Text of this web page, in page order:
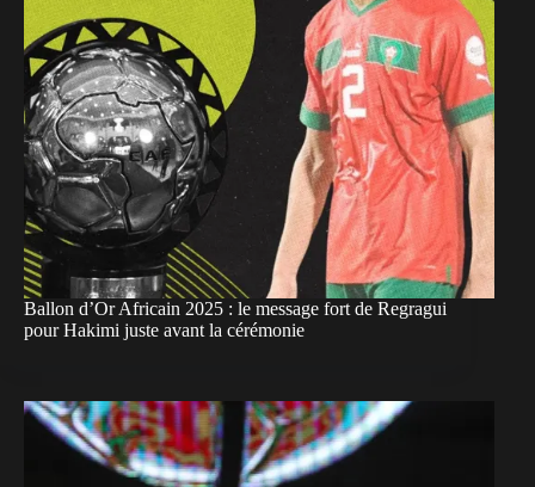
Ballon d’Or Africain 2025 : le message fort de Regragui
pour Hakimi juste avant la cérémonie